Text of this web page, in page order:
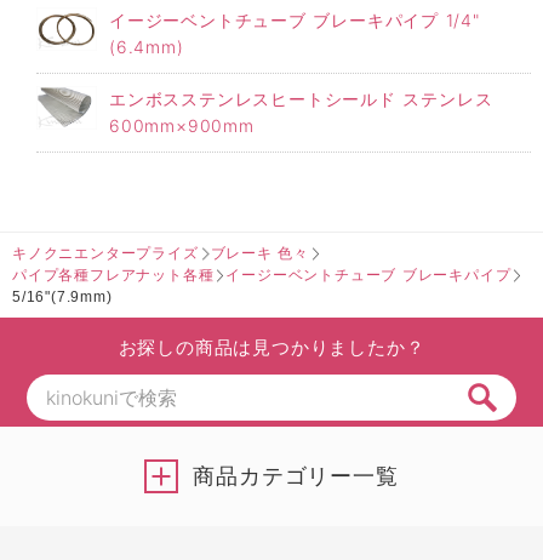
イージーベントチューブ ブレーキパイプ 1/4"
(6.4mm)
エンボスステンレスヒートシールド ステンレス
600mm×900mm
キノクニエンタープライズ
ブレーキ 色々
パイプ各種フレアナット各種
イージーベントチューブ ブレーキパイプ
5/16"(7.9mm)
お探しの商品は見つかりましたか？
商品カテゴリー一覧